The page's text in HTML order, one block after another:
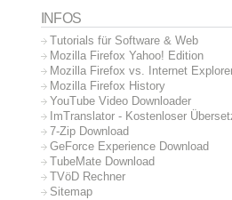
INFOS
Tutorials für Software & Web
Mozilla Firefox Yahoo! Edition
Mozilla Firefox vs. Internet
Mozilla Firefox History
YouTube Video Downloader
ImTranslator - Kostenloser
7-Zip Download
GeForce Experience Download
TubeMate Download
TVöD Rechner
Sitemap